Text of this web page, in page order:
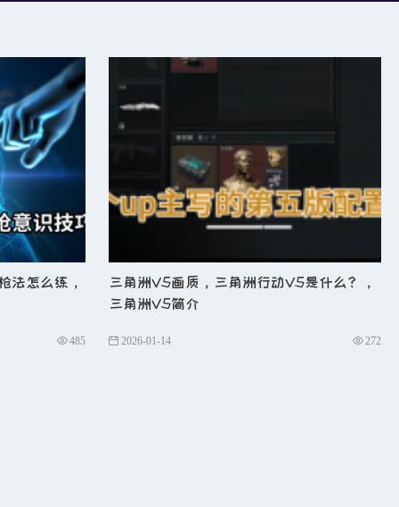
法怎么练，
485
三角洲V5画质，三角洲行动V5是什么？，
三角洲V5简介
2026-01-14 272